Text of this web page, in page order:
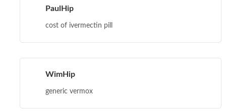
PaulHip
cost of ivermectin pill
WimHip
generic vermox